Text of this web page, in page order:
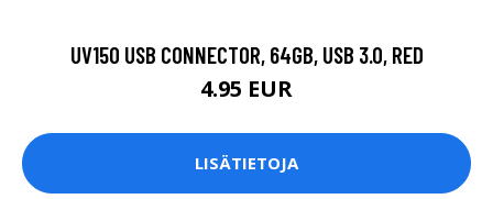
UV150 USB CONNECTOR, 64GB, USB 3.0, RED
4.95 EUR
LISÄTIETOJA